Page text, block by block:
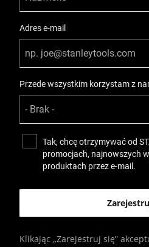
Adres e-mail
Przede wszystkim korzystam z
Tak, chcę otrzymywać od
promocjach, najnowszych
produktach przez e-mail.
Klikając „Zarejestruj się”